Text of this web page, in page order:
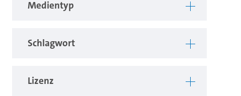
Medientyp
Schlagwort
Lizenz